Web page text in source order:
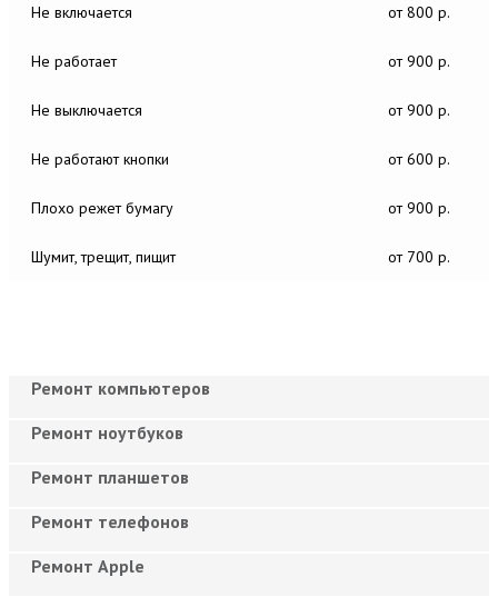
Не включается от 800 р.
Не работает от 900 р.
Не выключается от 900 р.
Не работают кнопки от 600 р.
Плохо режет бумагу от 900 р.
Шумит, трещит, пищит от 700 р.
Ремонт компьютеров
Ремонт ноутбуков
Ремонт планшетов
Ремонт телефонов
Ремонт Apple